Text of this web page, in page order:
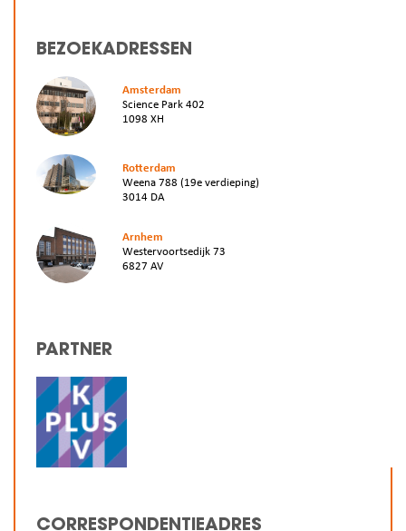
BEZOEKADRESSEN
Amsterdam
Science Park 402
1098 XH
Rotterdam
Weena 788 (19e verdieping)
3014 DA
Arnhem
Westervoortsedijk 73
6827 AV
PARTNER
CORRESPONDENTIEADRES